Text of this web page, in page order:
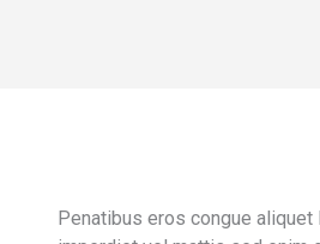
Penatibus eros congue aliquet